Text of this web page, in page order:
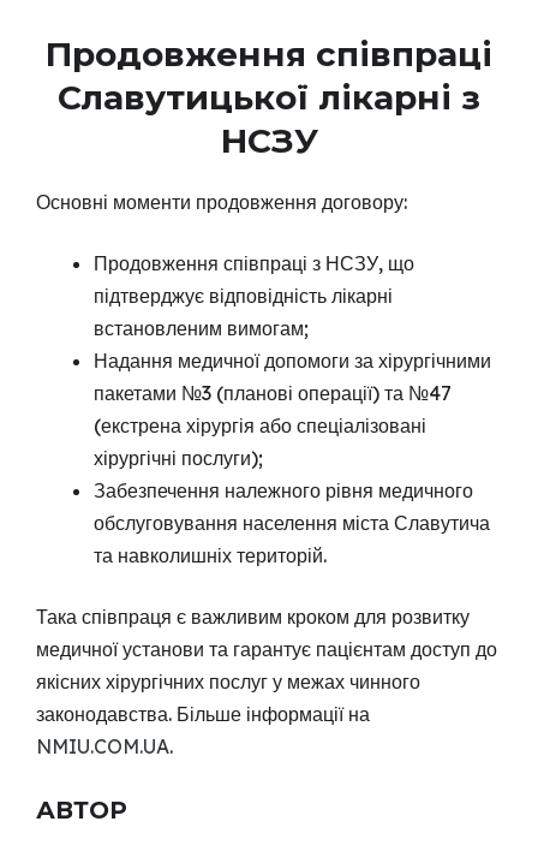
Продовження співпраці
Славутицької лікарні з
НСЗУ
Основні моменти продовження договору:
Продовження співпраці з НСЗУ, що
підтверджує відповідність лікарні
встановленим вимогам;
Надання медичної допомоги за хірургічними
пакетами №3 (планові операції) та №47
(екстрена хірургія або спеціалізовані
хірургічні послуги);
Забезпечення належного рівня медичного
обслуговування населення міста Славутича
та навколишніх територій.
Така співпраця є важливим кроком для розвитку
медичної установи та гарантує пацієнтам доступ до
якісних хірургічних послуг у межах чинного
законодавства. Більше інформації на
NMIU.COM.UA.
АВТОР